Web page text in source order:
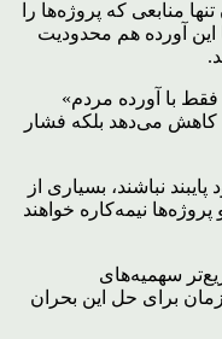
منابعی که پروژه‌ها را
این آورده هم محدودیت
با آورده مردم»
کاهش می‌دهد بلکه فشار
نباشند، بسیاری از
پروژه‌ها نیمه‌کاره خواهند
سهمیه‌های
برای حل این بحران